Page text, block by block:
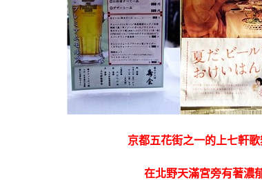
京都五花街之一的上七軒
在北野天滿宮旁有著濃